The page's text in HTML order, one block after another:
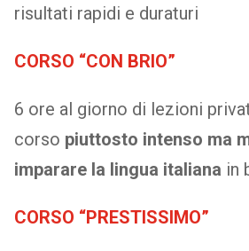
risultati rapidi e duraturi
CORSO “CON BRIO”
6 ore al giorno di lezioni
corso piuttosto intenso ma
imparare la lingua italiana in
CORSO “PRESTISSIMO”